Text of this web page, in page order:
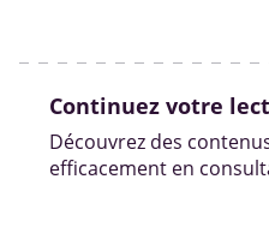
Continuez votre
Découvrez des
efficacement en